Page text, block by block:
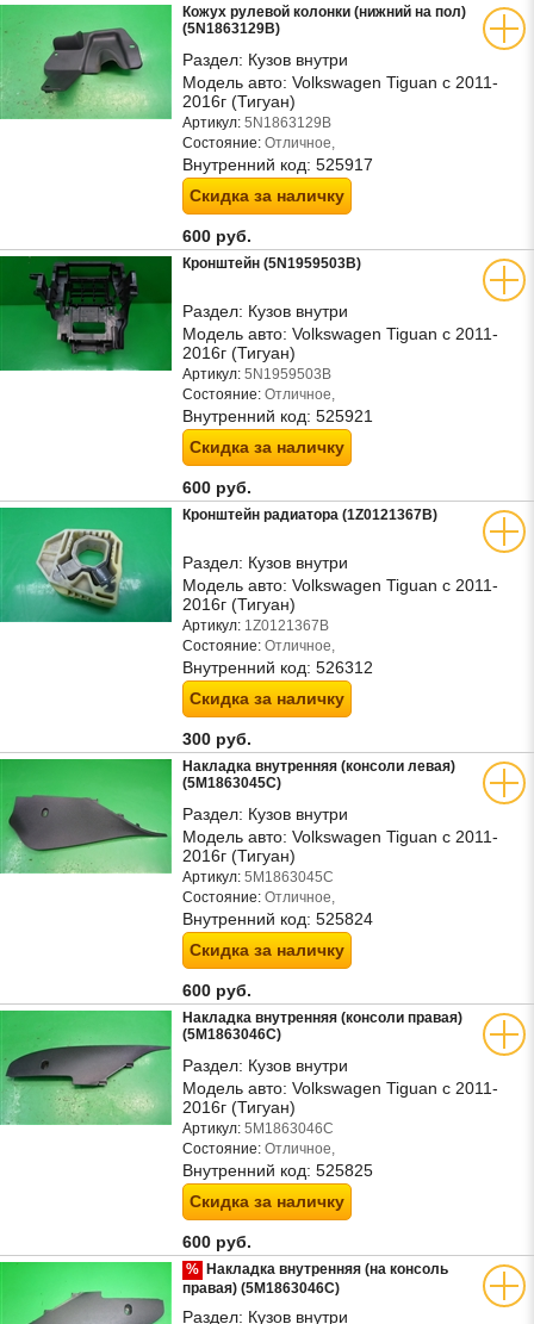
Кожух рулевой колонки (нижний на пол)
(5N1863129B)
Раздел: Кузов внутри
Модель авто: Volkswagen Tiguan с 2011-
2016г (Тигуан)
Артикул: 5N1863129B
Состояние: Отличное,
Внутренний код: 525917
Скидка за наличку
600 руб.
Кронштейн (5N1959503B)
Раздел: Кузов внутри
Модель авто: Volkswagen Tiguan с 2011-
2016г (Тигуан)
Артикул: 5N1959503B
Состояние: Отличное,
Внутренний код: 525921
Скидка за наличку
600 руб.
Кронштейн радиатора (1Z0121367B)
Раздел: Кузов внутри
Модель авто: Volkswagen Tiguan с 2011-
2016г (Тигуан)
Артикул: 1Z0121367B
Состояние: Отличное,
Внутренний код: 526312
Скидка за наличку
300 руб.
Накладка внутренняя (консоли левая)
(5M1863045C)
Раздел: Кузов внутри
Модель авто: Volkswagen Tiguan с 2011-
2016г (Тигуан)
Артикул: 5M1863045C
Состояние: Отличное,
Внутренний код: 525824
Скидка за наличку
600 руб.
Накладка внутренняя (консоли правая)
(5M1863046C)
Раздел: Кузов внутри
Модель авто: Volkswagen Tiguan с 2011-
2016г (Тигуан)
Артикул: 5M1863046C
Состояние: Отличное,
Внутренний код: 525825
Скидка за наличку
600 руб.
% Накладка внутренняя (на консоль
правая) (5M1863046C)
Раздел: Кузов внутри